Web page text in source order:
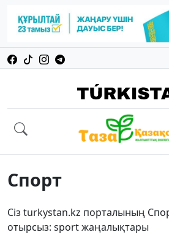
Спорт
Сіз turkystan.kz порталының
отырсыз: sport жаңалықтары